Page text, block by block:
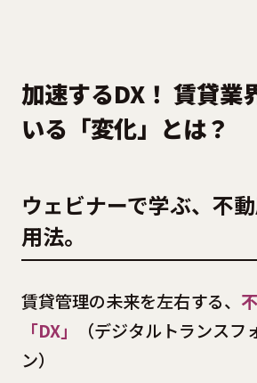
加速するDX！ 賃貸業
いる「変化」とは？
ウェビナーで学ぶ、不
用法。
賃貸管理の未来を左右する、
「DX」
（デジタルトランスフ
ン）